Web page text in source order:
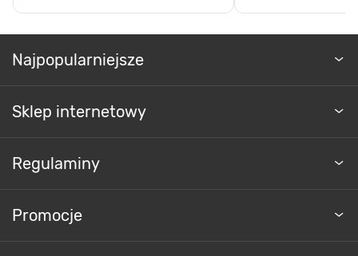
Najpopularniejsze
Sklep internetowy
Regulaminy
Promocje